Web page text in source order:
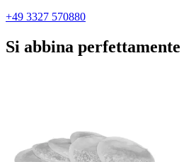
+49 3327 570880
Si abbina perfettamente